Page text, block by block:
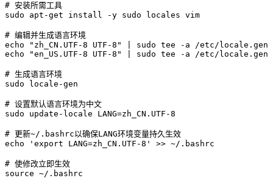
# 安装所需工具
sudo apt-get install -y sudo locales vim
# 编辑并生成语言环境
echo
"zh_CN.UTF-8 UTF-8"
echo
"en_US.UTF-8 UTF-8" | sudo tee -a /etc/locale.gen
# 生成语言环境
sudo locale-gen
# 设置默认语言环境为中文
sudo update-locale LANG=zh_CN.UTF-8
# 更新~/.bashrc以确保LANG环境变量持久生效
echo
'export LANG=zh_CN.UTF-8' >> ~/.bashrc
# 使修改立即生效
source ~/.bashrc